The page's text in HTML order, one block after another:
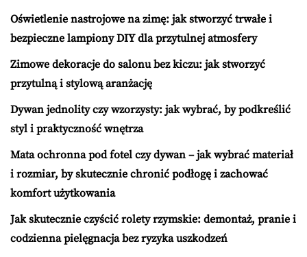
Oświetlenie nastrojowe na zimę: jak stworzyć trwałe i
bezpieczne lampiony DIY dla przytulnej atmosfery
Zimowe dekoracje do salonu bez kiczu: jak stworzyć
przytulną i stylową aranżację
Dywan jednolity czy wzorzysty: jak wybrać, by podkreślić
styl i praktyczność wnętrza
Mata ochronna pod fotel czy dywan – jak wybrać materiał
i rozmiar, by skutecznie chronić podłogę i zachować
komfort użytkowania
Jak skutecznie czyścić rolety rzymskie: demontaż, pranie i
codzienna pielęgnacja bez ryzyka uszkodzeń